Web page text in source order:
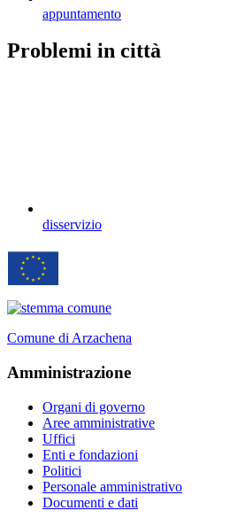
appuntamento
Problemi in città
disservizio
Comune di Arzachena
Amministrazione
Organi di governo
Aree amministrative
Uffici
Enti e fondazioni
Politici
Personale amministrativo
Documenti e dati